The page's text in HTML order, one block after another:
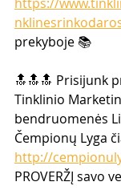
prekyboje 📚
🔝🔝🔝 Prisijunk
Tinklinio
bendruomenės
Čempionų Lyga
http://
PROVERŽĮ savo